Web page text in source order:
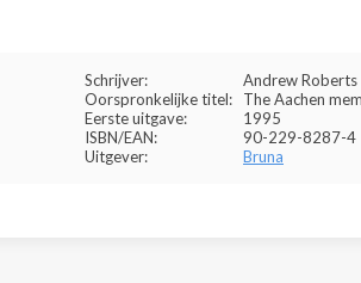
Schrijver:
Andrew Roberts
Oorspronkelijke titel:
The Aachen
Eerste uitgave:
1995
ISBN/EAN:
90-229-8287-4
Uitgever:
Bruna